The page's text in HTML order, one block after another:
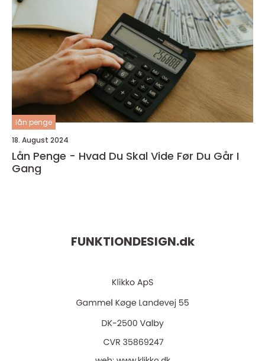
lån penge
18. August 2024
Lån Penge - Hvad Du Skal Vide Før Du Går I
Gang
FUNKTIONDESIGN.dk